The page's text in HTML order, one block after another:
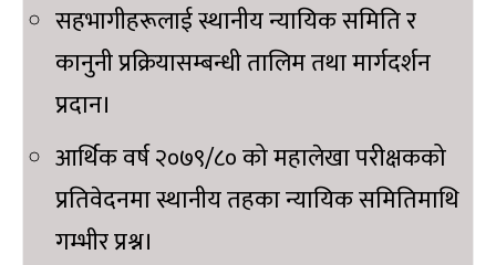
सहभागीहरूलाई स्थानीय न्यायिक समिति र
कानुनी प्रक्रियासम्बन्धी तालिम तथा मार्गदर्शन
प्रदान।
आर्थिक वर्ष २०७९/८० को महालेखा परीक्षकको
प्रतिवेदनमा स्थानीय तहका न्यायिक समितिमाथि
गम्भीर प्रश्न।